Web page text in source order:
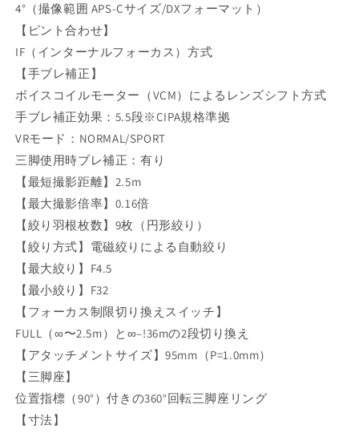
4°（撮像範囲 APS-Cサイズ/DXフォーマット）
【ピント合わせ】
IF（インターナルフォーカス）方式
【手ブレ補正】
ボイスコイルモーター（VCM）によるレンズシフト方式
手ブレ補正効果：5.5段※CIPA規格準拠
VRモード：NORMAL/SPORT
三脚使用時ブレ補正：有り
【最短撮影距離】2.5m
【最大撮影倍率】0.16倍
【絞り羽根枚数】9枚（円形絞り）
【絞り方式】電磁絞りによる自動絞り
【最大絞り】F4.5
【最小絞り】F32
【フォーカス制限切り換えスイッチ】
FULL（∞〜2.5m）と∞–!36mの2段切り換え
【アタッチメントサイズ】95mm（P=1.0mm）
【三脚座】
位置指標（90°）付きの360°回転三脚座リング
【寸法】